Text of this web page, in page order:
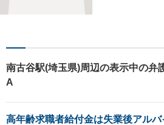
にご相談下さい。
南古谷駅(埼玉県)周辺の表示中の弁
A
高年齢求職者給付金は失業後アル